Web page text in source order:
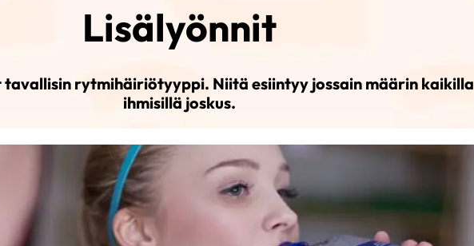
Lisälyönnit
tavallisin rytmihäiriötyyppi. Niitä esiintyy jossain määrin kaikilla
ihmisillä joskus.